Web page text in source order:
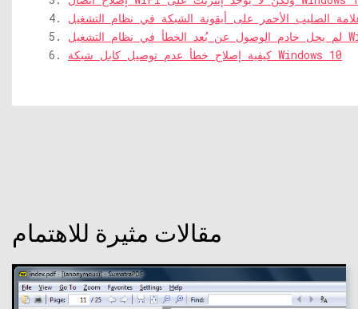
كيفية إصلاح خطأ عدم توصيل كابل شبكة Windows 10
مقالات مثيرة للاهتمام